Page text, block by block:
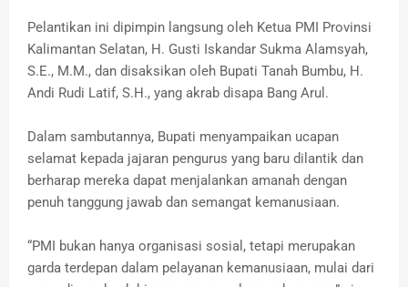
Pelantikan ini dipimpin langsung oleh Ketua PMI Provinsi
Kalimantan Selatan, H. Gusti Iskandar Sukma Alamsyah,
S.E., M.M., dan disaksikan oleh Bupati Tanah Bumbu, H.
Andi Rudi Latif, S.H., yang akrab disapa Bang Arul.
Dalam sambutannya, Bupati menyampaikan ucapan
selamat kepada jajaran pengurus yang baru dilantik dan
berharap mereka dapat menjalankan amanah dengan
penuh tanggung jawab dan semangat kemanusiaan.
“PMI bukan hanya organisasi sosial, tetapi merupakan
garda terdepan dalam pelayanan kemanusiaan, mulai dari